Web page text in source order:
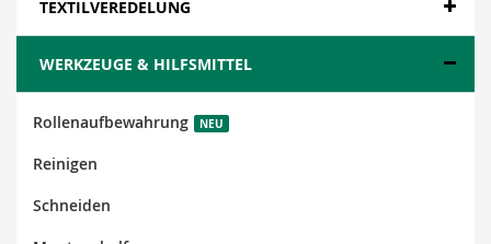
TEXTILVEREDELUNG
WERKZEUGE & HILFSMITTEL
Rollenaufbewahrung NEU
Reinigen
Schneiden